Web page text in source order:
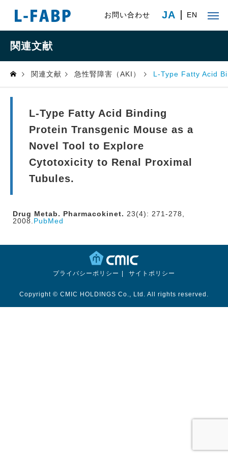
お問い合わせ JA EN
関連文献
関連文献 急性腎障害（AKI） L-Type Fatty Acid
L-Type Fatty Acid Binding
Protein Transgenic Mouse as a
Novel Tool to Explore
Cytotoxicity to Renal Proximal
Tubules.
Drug Metab. Pharmacokinet. 23(4): 271-278,
2008. PubMed
プライバシーポリシー サイトポリシー
Copyright © CMIC HOLDINGS Co., Ltd. All rights reserved.